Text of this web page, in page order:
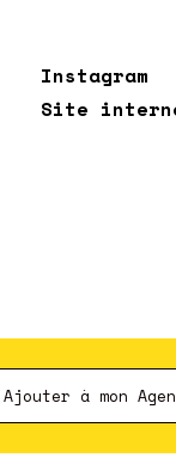
Instagram
Site
à mon